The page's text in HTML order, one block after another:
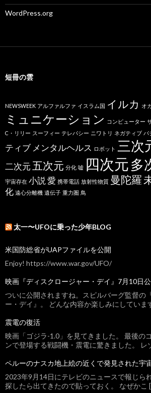
WordPress.org
短冊の雲
NEWSWEEK アルファルファ イスラム国 イルカ オ
ミュニケーション
コンピューター
C・リリー スーフィー テレパシー ニワトリ ネガティブ バ
ティブ メンタルヘルス ロボット 三次
二次元 五次元 分化 嘘 四次元多
宇宙存在 小説愛 携帯電話 放射性物質 曼陀羅
化 遠心分離機 遺伝子 重力圏 鳥
太一〜UFOに乗った少年BLOG
米国防総省がUAPファイルを公開
Enjoy! https://www.war.gov/UFO/
映画『ディスクロージャー・デイ』7月10日
ついに公開されますね。スピルバーグ監督の
ー・デイ』。 どんな内容か楽しみにしていま
震電の復活
映画「ゴジラ-1.0」を見てきました。 最後の
ンで登場する戦闘機・震電に驚きました。 レ
ペルーのナスカ地上絵の近くで発見された宇
2023年9月14日にテレビのニュースで報じら
探したら出てきたので貼っておく。 なぜかこ